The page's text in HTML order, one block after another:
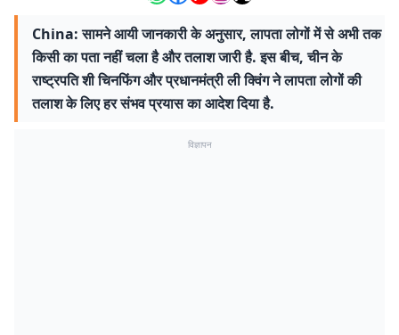
China: सामने आयी जानकारी के अनुसार, लापता लोगों में से अभी तक
किसी का पता नहीं चला है और तलाश जारी है. इस बीच, चीन के
राष्ट्रपति शी चिनफिंग और प्रधानमंत्री ली क्विंग ने लापता लोगों की
तलाश के लिए हर संभव प्रयास का आदेश दिया है.
विज्ञापन